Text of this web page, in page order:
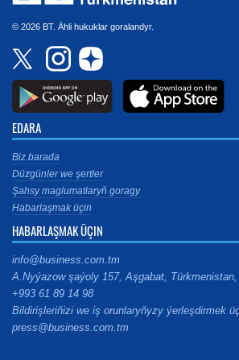
© 2026 BT. Ähli hukuklar goralandyr.
EDARA
Biz barada
Düzgünler we şertler
Şahsy maglumatlaryň goragy
Habarlaşmak üçin
HABARLAŞMAK ÜÇIN
info@business.com.tm
A.Nyýazow şaýoly 157, Aşgabat, Türkmenistan,
+993 61 89 14 98
Bildirişleriňizi we iş orunlaryňyzy ýerleşdirmek
press@business.com.tm